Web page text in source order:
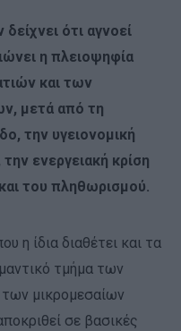
ότι αγνοεί
η πλειοψηφία
και των
μετά από τη
την υγειονομική
ενεργειακή κρίση
του πληθωρισμού.
η ίδια διαθέτει και τα
τμήμα των
μικρομεσαίων
σε βασικές